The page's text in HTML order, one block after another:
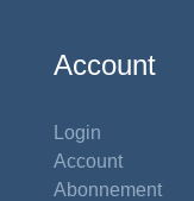
Account
Login
Account
Abonnement